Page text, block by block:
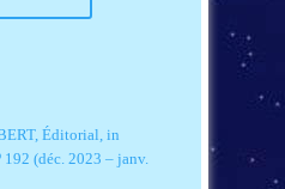
Éditorial, in
(déc. 2023 – janv.